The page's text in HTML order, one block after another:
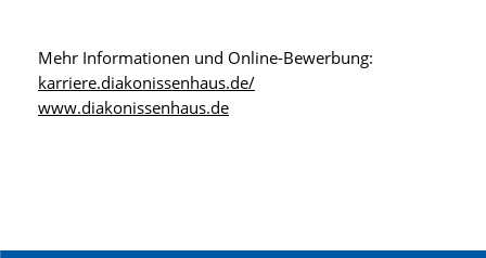
Mehr Informationen und Online-Bewerbung:
karriere.diakonissenhaus.de/
www.diakonissenhaus.de